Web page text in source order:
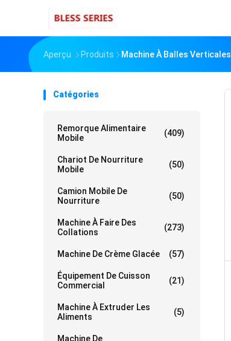
Aperçu Produits Machine À Balles Verticales
Catégories
Remorque Alimentaire
Mobile
(409)
Chariot De Nourriture
Mobile
(50)
Camion Mobile De
Nourriture
(50)
Machine À Faire Des
Collations
(273)
Machine De Crème Glacée (57)
Équipement De Cuisson
Commercial
(21)
Machine À Extruder Les
Aliments
(5)
Machine De